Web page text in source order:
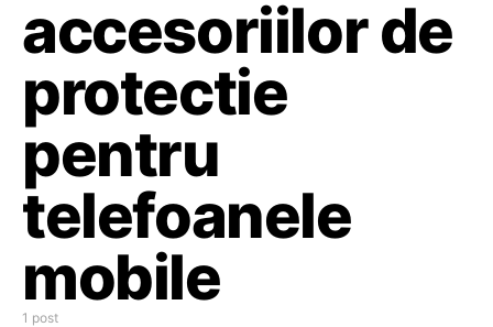
accesoriilor de
protectie
pentru
telefoanele
mobile
1 post